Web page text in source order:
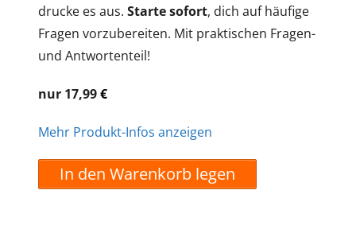
drucke es aus. Starte sofort, dich auf häufige
Fragen vorzubereiten. Mit praktischen Fragen-
und Antwortenteil!
nur 17,99€
Mehr Produkt-Infos anzeigen
In den Warenkorb legen